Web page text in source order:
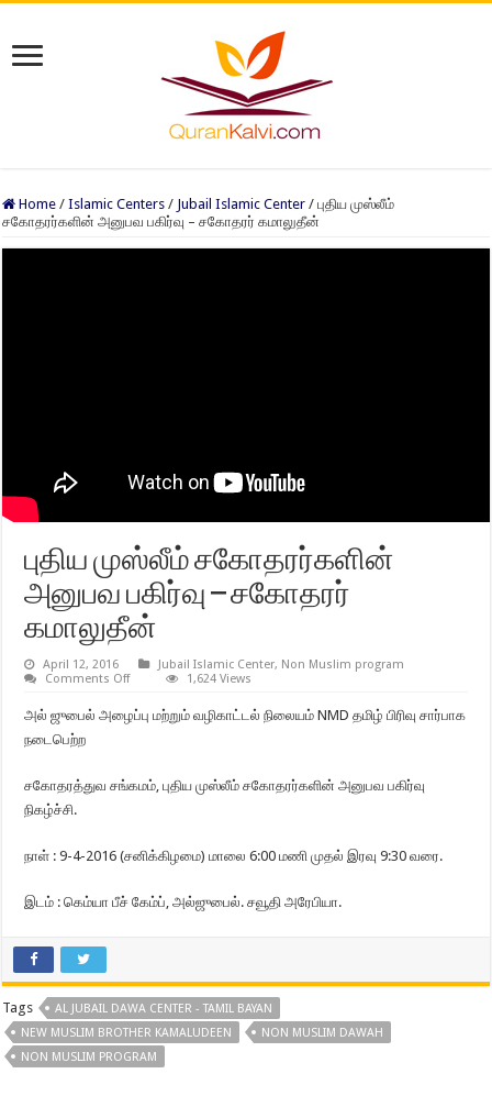
Home / Islamic Centers / Jubail Islamic Center / புதிய முஸ்லீம்
சகோதரர்களின் அனுபவ பகிர்வு – சகோதரர் கமாலுதீன்
புதிய முஸ்லீம் சகோதரர்களின்
அனுபவ பகிர்வு – சகோதரர்
கமாலுதீன்
April 12, 2016 Jubail Islamic Center, Non Muslim program
Comments Offon
முஸ்லீம்
சகோதரர்களின்
சகோதரர்
கமாலுதீன்
1,624 Views
அல் ஜுபைல் அழைப்பு மற்றும் வழிகாட்டல் நிலையம் NMD தமிழ் பிரிவு சார்பாக
நடைபெற்ற
சகோதரத்துவ சங்கமம், புதிய முஸ்லீம் சகோதரர்களின் அனுபவ பகிர்வு
நிகழ்ச்சி.
நாள் : 9-4-2016 (சனிக்கிழமை) மாலை 6:00 மணி முதல் இரவு 9:30 வரை.
இடம் : கெம்யா பீச் கேம்ப், அல்ஜுபைல். சவூதி அரேபியா.
Tags
AL JUBAIL DAWA CENTER - TAMIL BAYAN
NEW MUSLIM BROTHER KAMALUDEEN
NON MUSLIM DAWAH
NON MUSLIM PROGRAM